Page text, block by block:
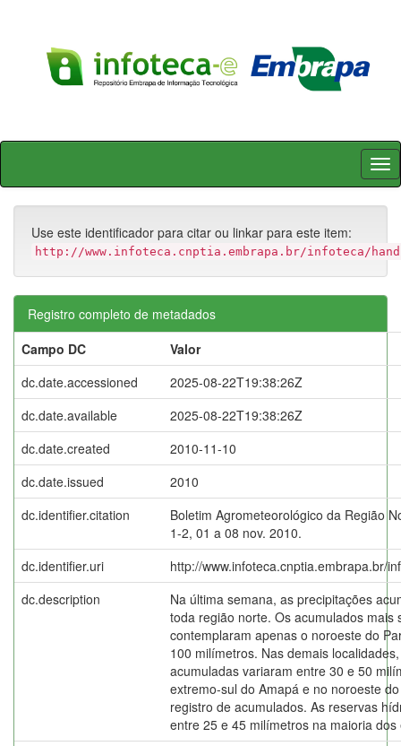
Skip
Use este identificador para citar ou linkar para este item:
http://www.infoteca.cnptia.embrapa.br/infoteca/
Registro completo de metadados
Campo DC
Valor
dc.date.accessioned
2025-08-22T19:38:26Z
dc.date.available
2025-08-22T19:38:26Z
dc.date.created
2010-11-10
dc.date.issued
2010
dc.identifier.citation
Boletim Agrometeorológico da Região
1-2, 01 a 08 nov. 2010.
dc.identifier.uri
http://www.infoteca.cnptia.embrapa.br/
dc.description
Na última semana, as precipitações
toda região norte. Os acumulados mais
contemplaram apenas o noroeste do
100 milímetros. Nas demais
acumuladas variaram entre 30 e 50
extremo-sul do Amapá e no noroeste
registro de acumulados. As reservas
entre 25 e 45 milímetros na maioria